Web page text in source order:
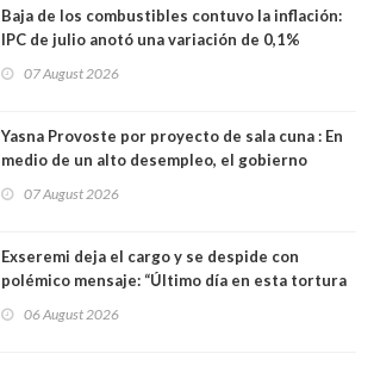
Baja de los combustibles contuvo la inflación:
IPC de julio anotó una variación de 0,1%
07 August 2026
Yasna Provoste por proyecto de sala cuna : En
medio de un alto desempleo, el gobierno
07 August 2026
Exseremi deja el cargo y se despide con
polémico mensaje: “Último día en esta tortura
06 August 2026